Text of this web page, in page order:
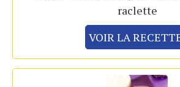
raclette
VOIR LA